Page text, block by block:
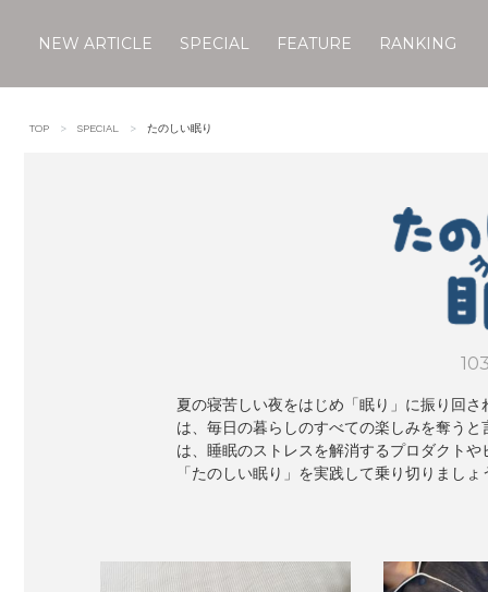
NEW ARTICLE SPECIAL FEATURE RANKING
TOP SPECIAL たのしい眠り
夏の寝苦しい夜をはじめ「眠り」に振り回
は、毎日の暮らしのすべての楽しみを奪う
は、睡眠のストレスを解消するプロダクト
「たのしい眠り」を実践して乗り切りましょ